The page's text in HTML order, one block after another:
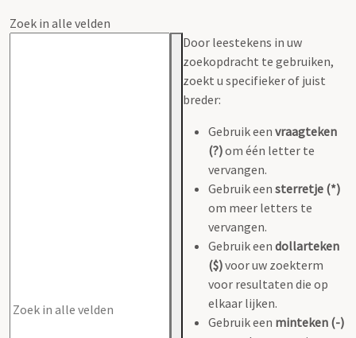
Zoek in alle velden
Door leestekens in uw
zoekopdracht te gebruiken,
zoekt u specifieker of juist
breder:
Gebruik een vraagteken
(?)om één letter te
vervangen.
Gebruik een sterretje (*)
om meer letters te
vervangen.
Gebruik een dollarteken
($)voor uw zoekterm
voor resultaten die op
elkaar lijken.
Gebruik een minteken (-)